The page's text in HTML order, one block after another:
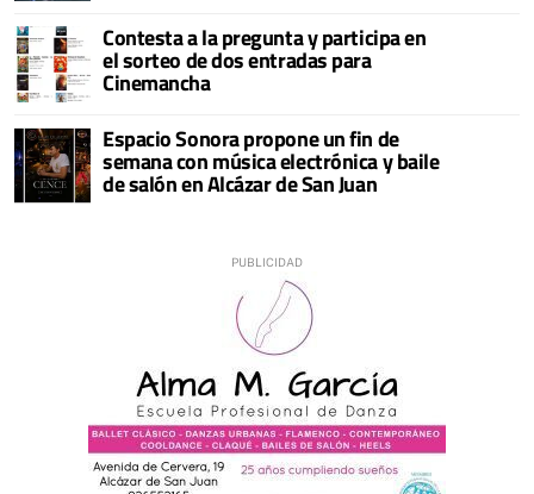
Contesta a la pregunta y participa en
el sorteo de dos entradas para
Cinemancha
Espacio Sonora propone un fin de
semana con música electrónica y baile
de salón en Alcázar de San Juan